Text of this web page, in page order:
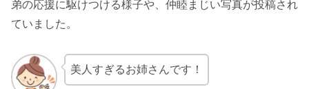
弟の応援に駆けつける様子や、仲睦まじい写真が投稿され
ていました。
美人すぎるお姉さんです！